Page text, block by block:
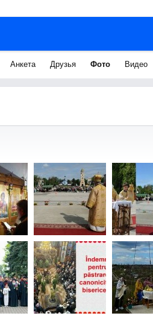
Анкета Друзья Фото Видео